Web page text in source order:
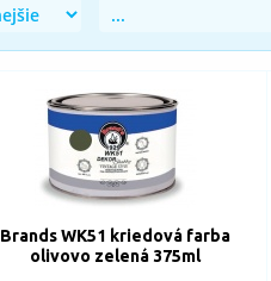
Brands WK51 kriedová farba
olivovo zelená 375ml